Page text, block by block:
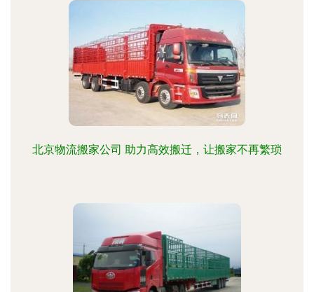
北京物流搬家公司 助力高效搬迁，让搬家不再繁琐